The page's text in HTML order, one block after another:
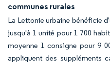
communes rurales
La Lettonie urbaine bénéficie
jusqu'à 1 unité pour 1 700
moyenne 1 consigne pour 9
appliquent des suppléments